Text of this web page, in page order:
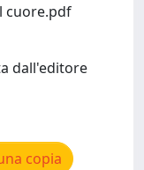
cuore.pdf
dall'editore
copia